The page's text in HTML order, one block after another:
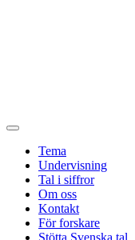
Tema
Undervisning
Tal i siffror
Om oss
Kontakt
För forskare
Stötta Svenska tal